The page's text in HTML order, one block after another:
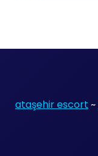
ataşehir escort ~